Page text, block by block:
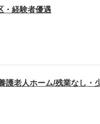
・経験者優遇
護老人ホーム/残業なし・